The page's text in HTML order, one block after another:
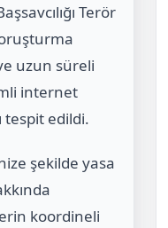
Terör
uzun süreli
internet
tespit edildi.
şekilde yasa
koordineli